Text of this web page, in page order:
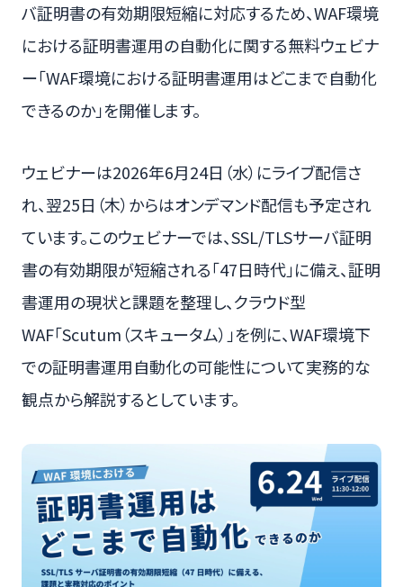
バ証明書の有効期限短縮に対応するため、WAF環境
における証明書運用の自動化に関する無料ウェビナ
ー「WAF環境における証明書運用はどこまで自動化
できるのか」を開催します。
ウェビナーは2026年6月24日（水）にライブ配信さ
れ、翌25日（木）からはオンデマンド配信も予定され
ています。このウェビナーでは、SSL/TLSサーバ証明
書の有効期限が短縮される「47日時代」に備え、証明
書運用の現状と課題を整理し、クラウド型
WAF「Scutum（スキュータム）」を例に、WAF環境下
での証明書運用自動化の可能性について実務的な
観点から解説するとしています。